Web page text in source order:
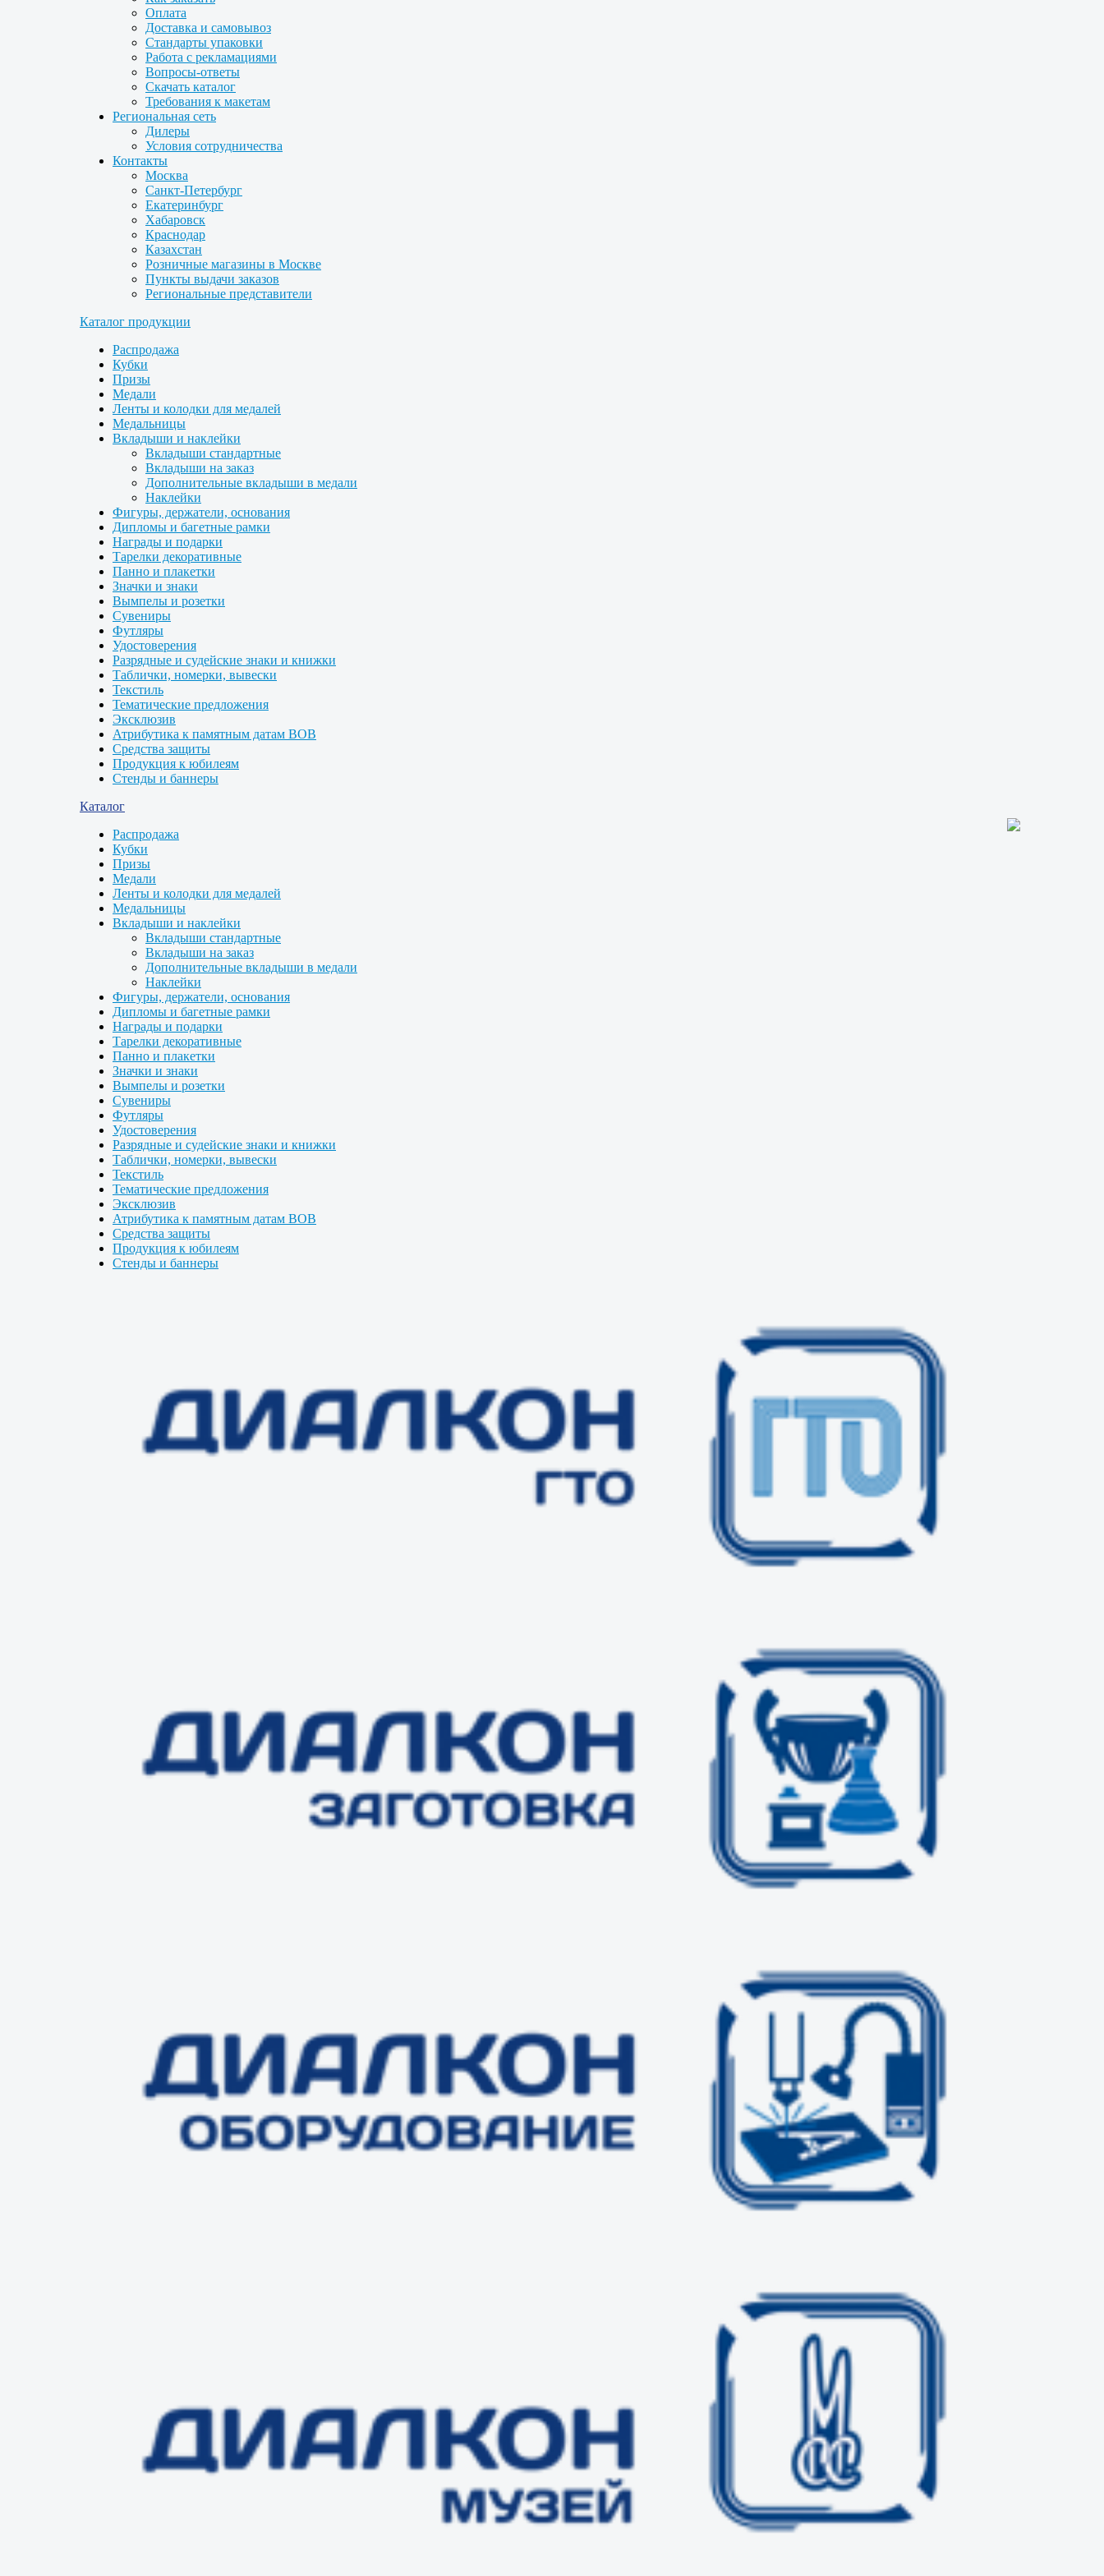
Оплата
Доставка и самовывоз
Стандарты упаковки
Работа с рекламациями
Вопросы-ответы
Скачать каталог
Требования к макетам
Региональная сеть
Дилеры
Условия сотрудничества
Контакты
Москва
Санкт-Петербург
Екатеринбург
Хабаровск
Краснодар
Казахстан
Розничные магазины в Москве
Пункты выдачи заказов
Региональные представители
Каталог продукции
Распродажа
Кубки
Призы
Медали
Ленты и колодки для медалей
Медальницы
Вкладыши и наклейки
Вкладыши стандартные
Вкладыши на заказ
Дополнительные вкладыши в медали
Наклейки
Фигуры, держатели, основания
Дипломы и багетные рамки
Награды и подарки
Тарелки декоративные
Панно и плакетки
Значки и знаки
Вымпелы и розетки
Сувениры
Футляры
Удостоверения
Разрядные и судейские знаки и книжки
Таблички, номерки, вывески
Текстиль
Тематические предложения
Эксклюзив
Атрибутика к памятным датам ВОВ
Средства защиты
Продукция к юбилеям
Стенды и баннеры
Каталог
Распродажа
Кубки
Призы
Медали
Ленты и колодки для медалей
Медальницы
Вкладыши и наклейки
Вкладыши стандартные
Вкладыши на заказ
Дополнительные вкладыши в медали
Наклейки
Фигуры, держатели, основания
Дипломы и багетные рамки
Награды и подарки
Тарелки декоративные
Панно и плакетки
Значки и знаки
Вымпелы и розетки
Сувениры
Футляры
Удостоверения
Разрядные и судейские знаки и книжки
Таблички, номерки, вывески
Текстиль
Тематические предложения
Эксклюзив
Атрибутика к памятным датам ВОВ
Средства защиты
Продукция к юбилеям
Стенды и баннеры